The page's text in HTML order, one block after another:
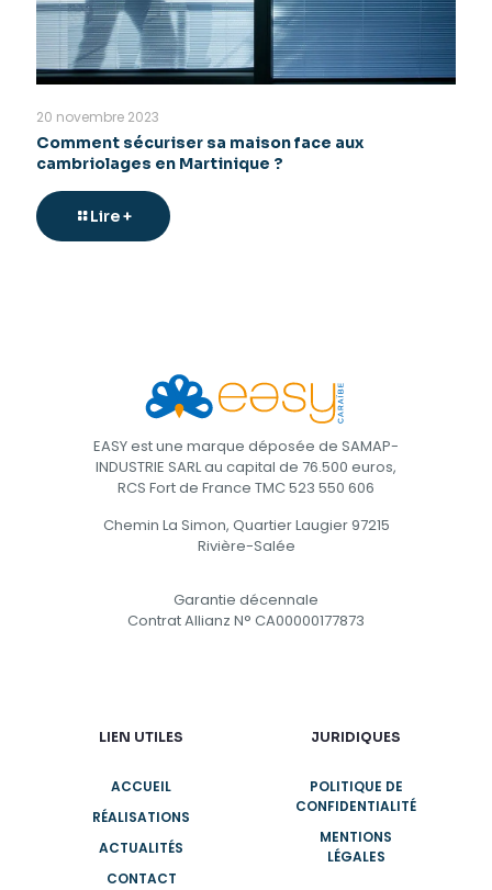
20 novembre 2023
Comment sécuriser sa maison face aux
cambriolages en Martinique ?
Lire +
EASY est une marque déposée de SAMAP-
INDUSTRIE SARL au capital de 76.500 euros,
RCS Fort de France TMC 523 550 606
Chemin La Simon, Quartier Laugier 97215
Rivière-Salée
Garantie décennale
Contrat Allianz N° CA00000177873
LIEN UTILES
ACCUEIL
RÉALISATIONS
ACTUALITÉS
CONTACT
JURIDIQUES
POLITIQUE DE
CONFIDENTIALITÉ
MENTIONS
LÉGALES